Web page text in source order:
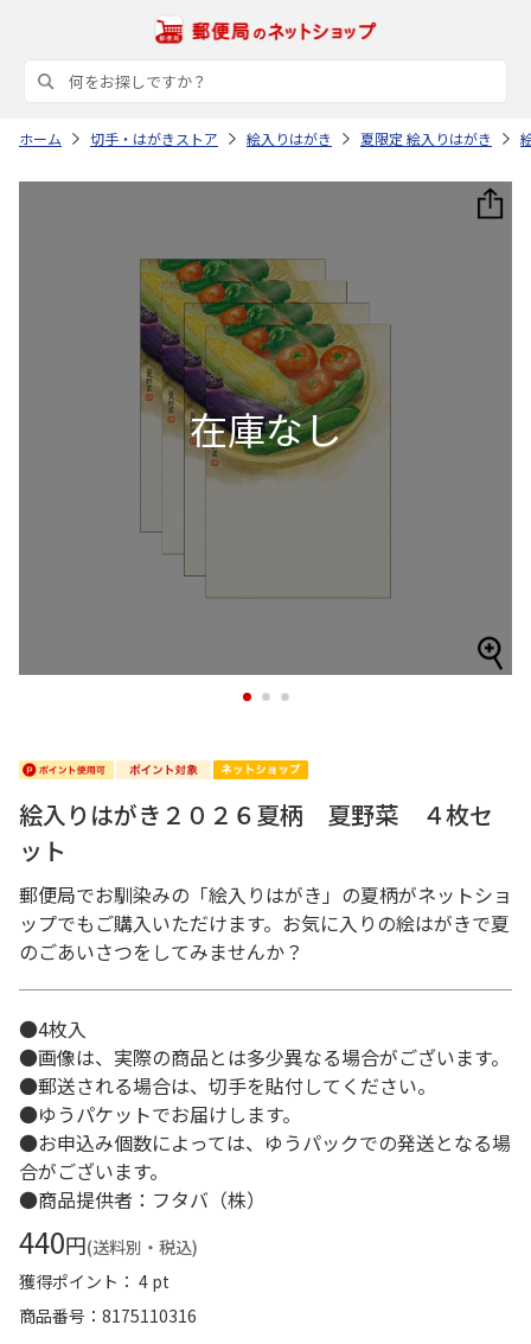
ホーム 切手・はがきストア 絵入りはがき 夏限定 絵入りはがき
1 2 3
絵入りはがき２０２６夏柄 夏野菜 ４枚セ
ット
郵便局でお馴染みの「絵入りはがき」の夏柄がネットショ
ップでもご購入いただけます。お気に入りの絵はがきで夏
のごあいさつをしてみませんか？
●4枚入
●画像は、実際の商品とは多少異なる場合がございます。
●郵送される場合は、切手を貼付してください。
●ゆうパケットでお届けします。
●お申込み個数によっては、ゆうパックでの発送となる場
合がございます。
●商品提供者：フタバ（株）
440円(送料別・税込)
獲得ポイント： 4 pt
商品番号
8175110316